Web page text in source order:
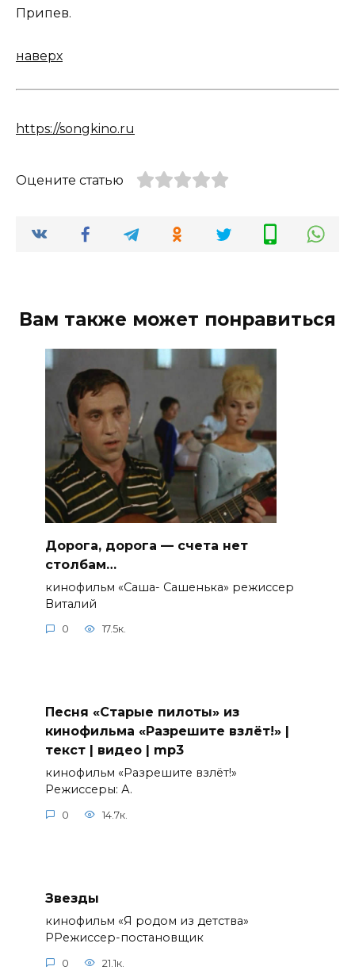
Припев.
наверх
https://songkino.ru
Оцените статью
Вам также может понравиться
Дорога, дорога — счета нет
столбам…
кинофильм «Саша- Сашенька» режиссер
Виталий
0 17.5к.
Песня «Старые пилоты» из
кинофильма «Разрешите взлёт!» |
текст | видео | mp3
кинофильм «Разрешите взлёт!»
Режиссеры: А.
0 14.7к.
Звезды
кинофильм «Я родом из детства»
РРежиссер-постановщик
0 21.1к.